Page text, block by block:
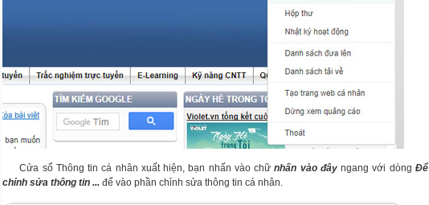
Cửa sổ Thông tin cá nhân xuất hiện, bạn nhấn vào chữnhấn vào đâyngang với dòngĐể
chỉnh sửa thông tin ... để vào phần chỉnh sửa thông tin cá nhân.